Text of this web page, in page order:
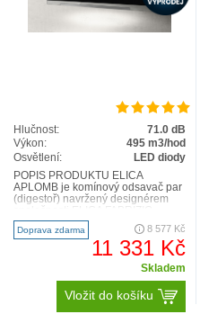
Hlučnost:
71.0 dB
Výkon:
495 m3/hod
Osvětlení:
LED diody
POPIS PRODUKTU ELICA
APLOMB je komínový odsavač par
(digestoř) navržený designérem
CRISA, který měl být oficiálně
předst..
Doprava zdarma 8 577 Kč
11 331 Kč
Skladem
Vložit do košíku